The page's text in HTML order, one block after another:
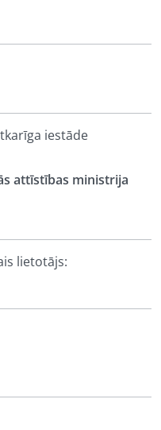
iestāde
attīstības ministrija
lietotājs: